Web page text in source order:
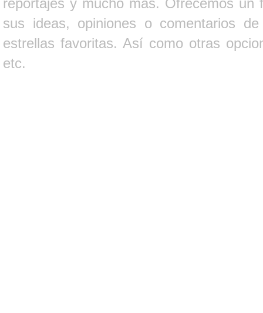
sus ideas, opiniones o comentarios
estrellas favoritas. Así como otras
etc.